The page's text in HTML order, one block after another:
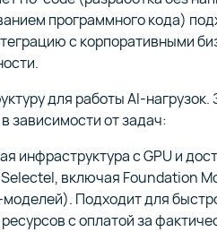
программного кода)
с корпоративными
для работы AI-нагрузок.
зависимости от задач:
инфраструктура с GPU и
включая Foundation
Подходит для
с оплатой за